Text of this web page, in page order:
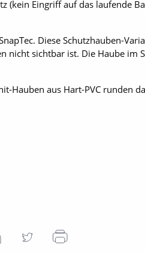
Eingriff auf das laufende
Diese Schutzhauben-
sichtbar ist. Die Haube im
Hauben aus Hart-PVC runden